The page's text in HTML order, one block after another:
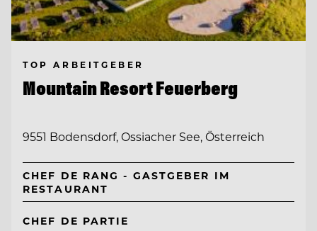
TOP ARBEITGEBER
Mountain Resort Feuerberg
9551 Bodensdorf, Ossiacher See, Österreich
CHEF DE RANG - GASTGEBER IM
RESTAURANT
CHEF DE PARTIE